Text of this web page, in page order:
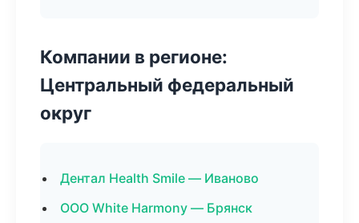
Компании в регионе:
Центральный федеральный
округ
Дентал Health Smile — Иваново
ООО White Harmony — Брянск